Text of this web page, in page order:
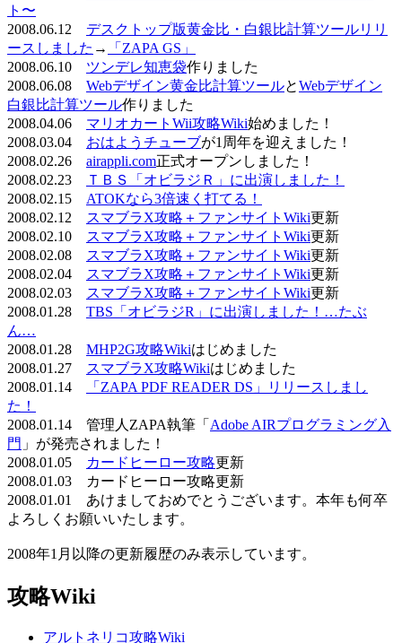
ト〜
2008.06.12 デスクトップ版黄金比・白銀比計算ツールリリ
ースしました →
「ZAPA GS」
2008.06.10 ツンデレ知恵袋作りました
2008.06.08 Webデザイン黄金比計算ツールとWebデザイン
白銀比計算ツール作りました
2008.04.06 マリオカートWii攻略Wiki始めました！
2008.03.04 おはようチューブが1周年を迎えました！
2008.02.26 airappli.com正式オープンしました！
2008.02.23
ＴＢＳ「オビラジＲ」に出演しました！
2008.02.15 ATOKなら3倍速く打てる！
2008.02.12
スマブラX攻略＋ファンサイトWiki更新
2008.02.10
スマブラX攻略＋ファンサイトWiki更新
2008.02.08
スマブラX攻略＋ファンサイトWiki更新
2008.02.04
スマブラX攻略＋ファンサイトWiki更新
2008.02.03
スマブラX攻略＋ファンサイトWiki更新
2008.01.28 TBS「オビラジR」に出演しました！…たぶ
ん…
2008.01.28 MHP2G攻略Wikiはじめました
2008.01.27
スマブラX攻略Wikiはじめました
2008.01.14
「ZAPA PDF READER DS」リリースしまし
た！
2008.01.14 管理人ZAPA執筆「 Adobe AIRプログラミング入
門 」が発売されました！
2008.01.05
カードヒーロー攻略更新
2008.01.03 カードヒーロー攻略更新
2008.01.01 あけましておめでとうございます。本年も何卒
よろしくお願いいたします。
2008年1月以降の更新履歴のみ表示しています。
攻略Wiki
アルトネリコ攻略Wiki